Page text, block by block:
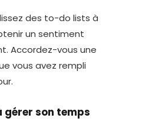
des to-do lists à
un sentiment
Accordez-vous une
vous avez rempli
gérer son temps